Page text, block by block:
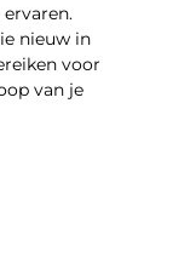
nieuw in
voor
van je